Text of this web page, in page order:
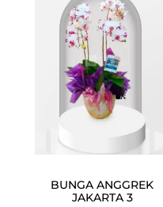
BUNGA ANGGREK
JAKARTA 3